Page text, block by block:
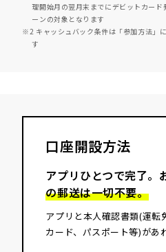
理開始月の翌月末までにデビットカー
ーンの対象となります
※2 キャッシュバック条件は「参加方法」
す
口座開設方法
アプリひとつで完了。
の郵送は一切不要。
アプリと本人確認書類(運転
カード、パスポート等)があ